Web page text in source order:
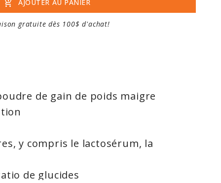
add_shopping_cart AJOUTER AU PANIER
gratuite dès 100$ d'achat!
de gain de poids maigre
y compris le lactosérum, la
de glucides